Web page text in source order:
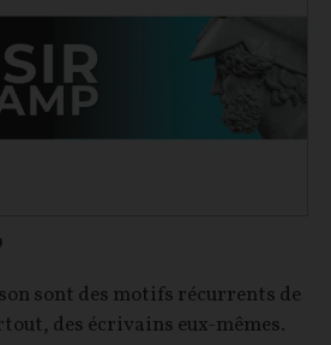
sont des motifs récurrents de
des écrivains eux-mêmes.